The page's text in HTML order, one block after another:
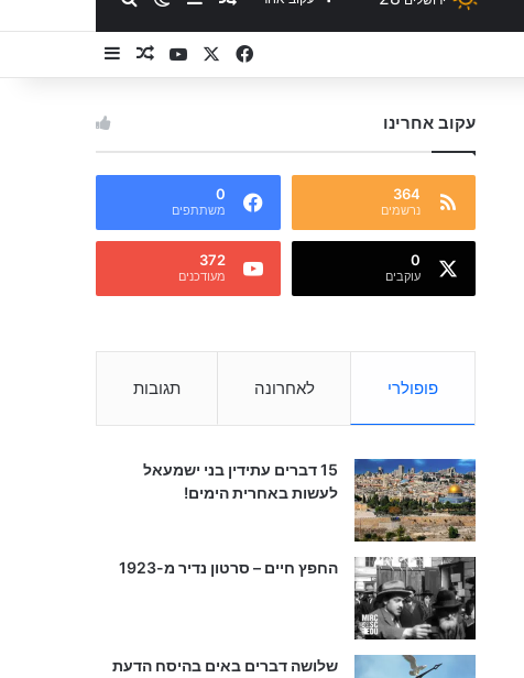
Facebook
YouTubeמאמר אקראי
עקוב אחרינו
364
נרשמים
0
משתתפים
0
עוקבים
372
מעודכנים
פופולרי לאחרונה תגובות
15 דברים עתידין בני ישמעאל
לעשות באחרית הימים!
החפץ חיים – סרטון נדיר מ-1923
שלושה דברים באים בהיסח הדעת